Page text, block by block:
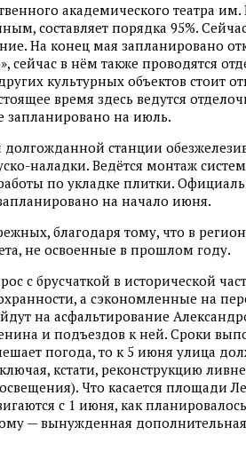
академического театра
составляет порядка 95%.
На конец мая запланировано
сейчас в нём также проводятся
культурных объектов стоит
время здесь ведутся
запланировано на июль.
долгожданной станции
наладки. Ведётся монтаж
по укладке плитки.
на начало июня.
благодаря тому, что в
не освоенные в прошлом году.
с брусчаткой в исторической
а сэкономленные на
на асфальтирование
и подъездов к ней. Сроки
погода, то к 5 июня улица
кстати, реконструкцию
Что касается площади
с 1 июня, как
— вынужденная дополнительная